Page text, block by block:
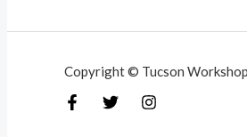
Copyright © Tucson Workshop